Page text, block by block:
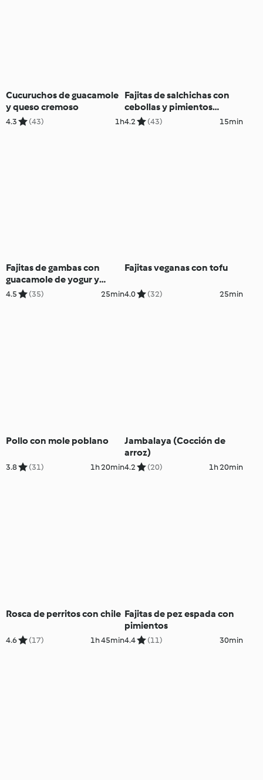
Cucuruchos de guacamole
y queso cremoso
4.3 (43) 1h
Fajitas de salchichas con
cebollas y pimientos
salteados
4.2 (43) 15min
Fajitas de gambas con
guacamole de yogur y
brotes
4.5 (35) 25min
Fajitas veganas con tofu
4.0 (32) 25min
Pollo con mole poblano
3.8 (31) 1h 20min
Jambalaya (Cocción de
arroz)
4.2 (20) 1h 20min
Rosca de perritos con chile
4.6 (17) 1h 45min
Fajitas de pez espada con
pimientos
4.4 (11) 30min